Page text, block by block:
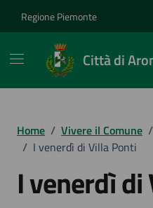
Regione Piemonte
Città di
Home / Vivere il Comune /
/ I venerdì di Villa Ponti
I venerdì